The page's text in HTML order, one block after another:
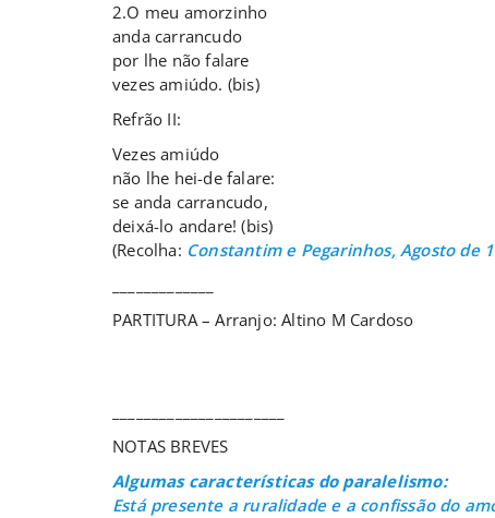
2.O meu amorzinho
anda carrancudo
por lhe não falare
vezes amiúdo. (bis)
Refrão II:
Vezes amiúdo
não lhe hei-de falare:
se anda carrancudo,
deixá-lo andare! (bis)
(Recolha: Constantim e Pegarinhos, Agosto de
PARTITURA – Arranjo: Altino M Cardoso
NOTAS BREVES
Algumas características do paralelismo:
Está presente a ruralidade e a confissão do